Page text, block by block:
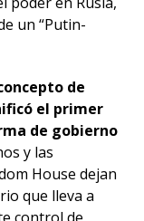
un “Putin-
de
el primer
de gobierno
y las
House dejan
que lleva a
control de